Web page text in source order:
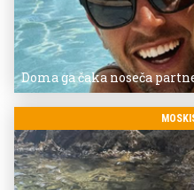
Doma ga čaka noseča